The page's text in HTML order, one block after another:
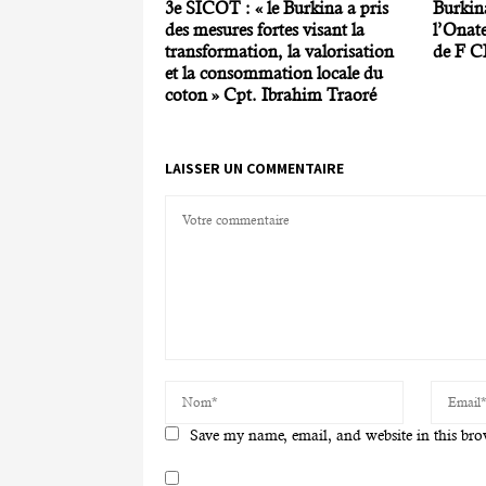
3e SICOT : « le Burkina a pris
des mesures fortes visant la
transformation, la valorisation
et la consommation locale du
coton » Cpt. Ibrahim Traoré
de F
LAISSER UN COMMENTAIRE
Save my name, email, and website in this